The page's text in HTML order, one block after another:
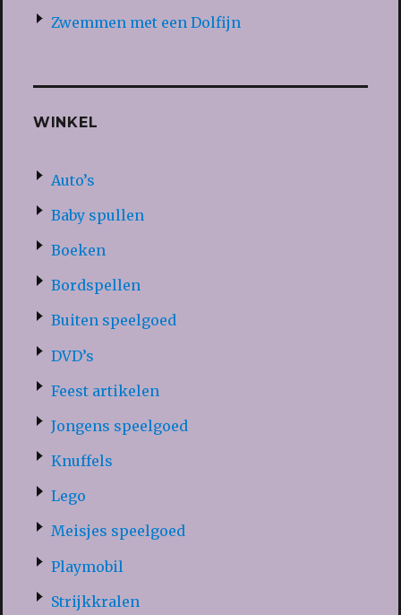
Zwemmen met een Dolfijn
WINKEL
Auto’s
Baby spullen
Boeken
Bordspellen
Buiten speelgoed
DVD’s
Feest artikelen
Jongens speelgoed
Knuffels
Lego
Meisjes speelgoed
Playmobil
Strijkkralen